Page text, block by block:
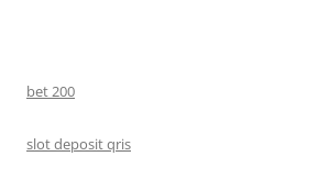
bet 200
slot deposit qris